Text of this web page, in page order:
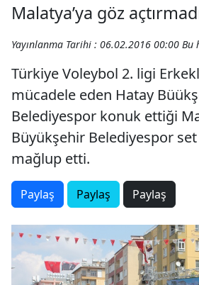
Malatya’ya göz
Yayınlanma Tarihi : 06.02.2016 00:00 Bu
Türkiye Voleybol 2. ligi
mücadele eden Hatay
Belediyespor konuk ettiği
Büyükşehir Belediyespor
mağlup etti.
Paylaş Paylaş Paylaş